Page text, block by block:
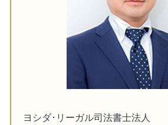
ヨシダ･リーガル司法書士法人